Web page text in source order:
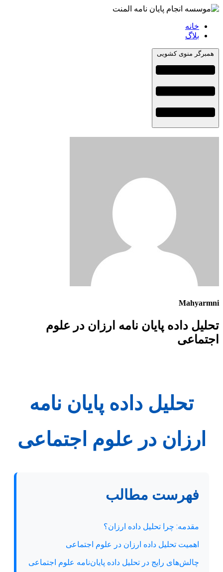
خانه
بلاگ
همبرگر منوی کشویی
Mahyarmni
تحلیل داده پایان نامه ارزان در علوم
اجتماعی
تحلیل داده پایان نامه
ارزان در علوم اجتماعی
فهرست مطالب
مقدمه: چرا تحلیل داده ارزان؟
اهمیت تحلیل داده ارزان در علوم اجتماعی
چالش‌های رایج در تحلیل داده پایان‌نامه علوم اجتماعی